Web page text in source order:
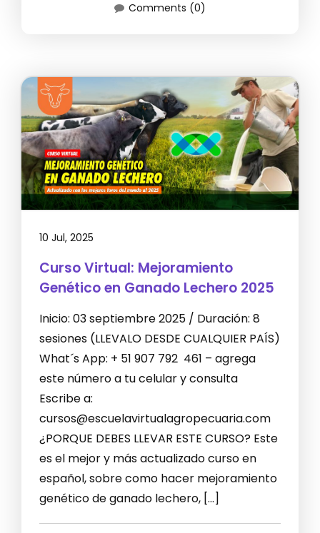
Comments (0)
10 Jul, 2025
Curso Virtual: Mejoramiento
Genético en Ganado Lechero 2025
Inicio: 03 septiembre 2025 / Duración: 8
sesiones (LLEVALO DESDE CUALQUIER PAÍS)
What´s App: + 51 907 792 461 – agrega
este número a tu celular y consulta
Escribe a:
cursos@escuelavirtualagropecuaria.com
¿PORQUE DEBES LLEVAR ESTE CURSO? Este
es el mejor y más actualizado curso en
español, sobre como hacer mejoramiento
genético de ganado lechero, […]